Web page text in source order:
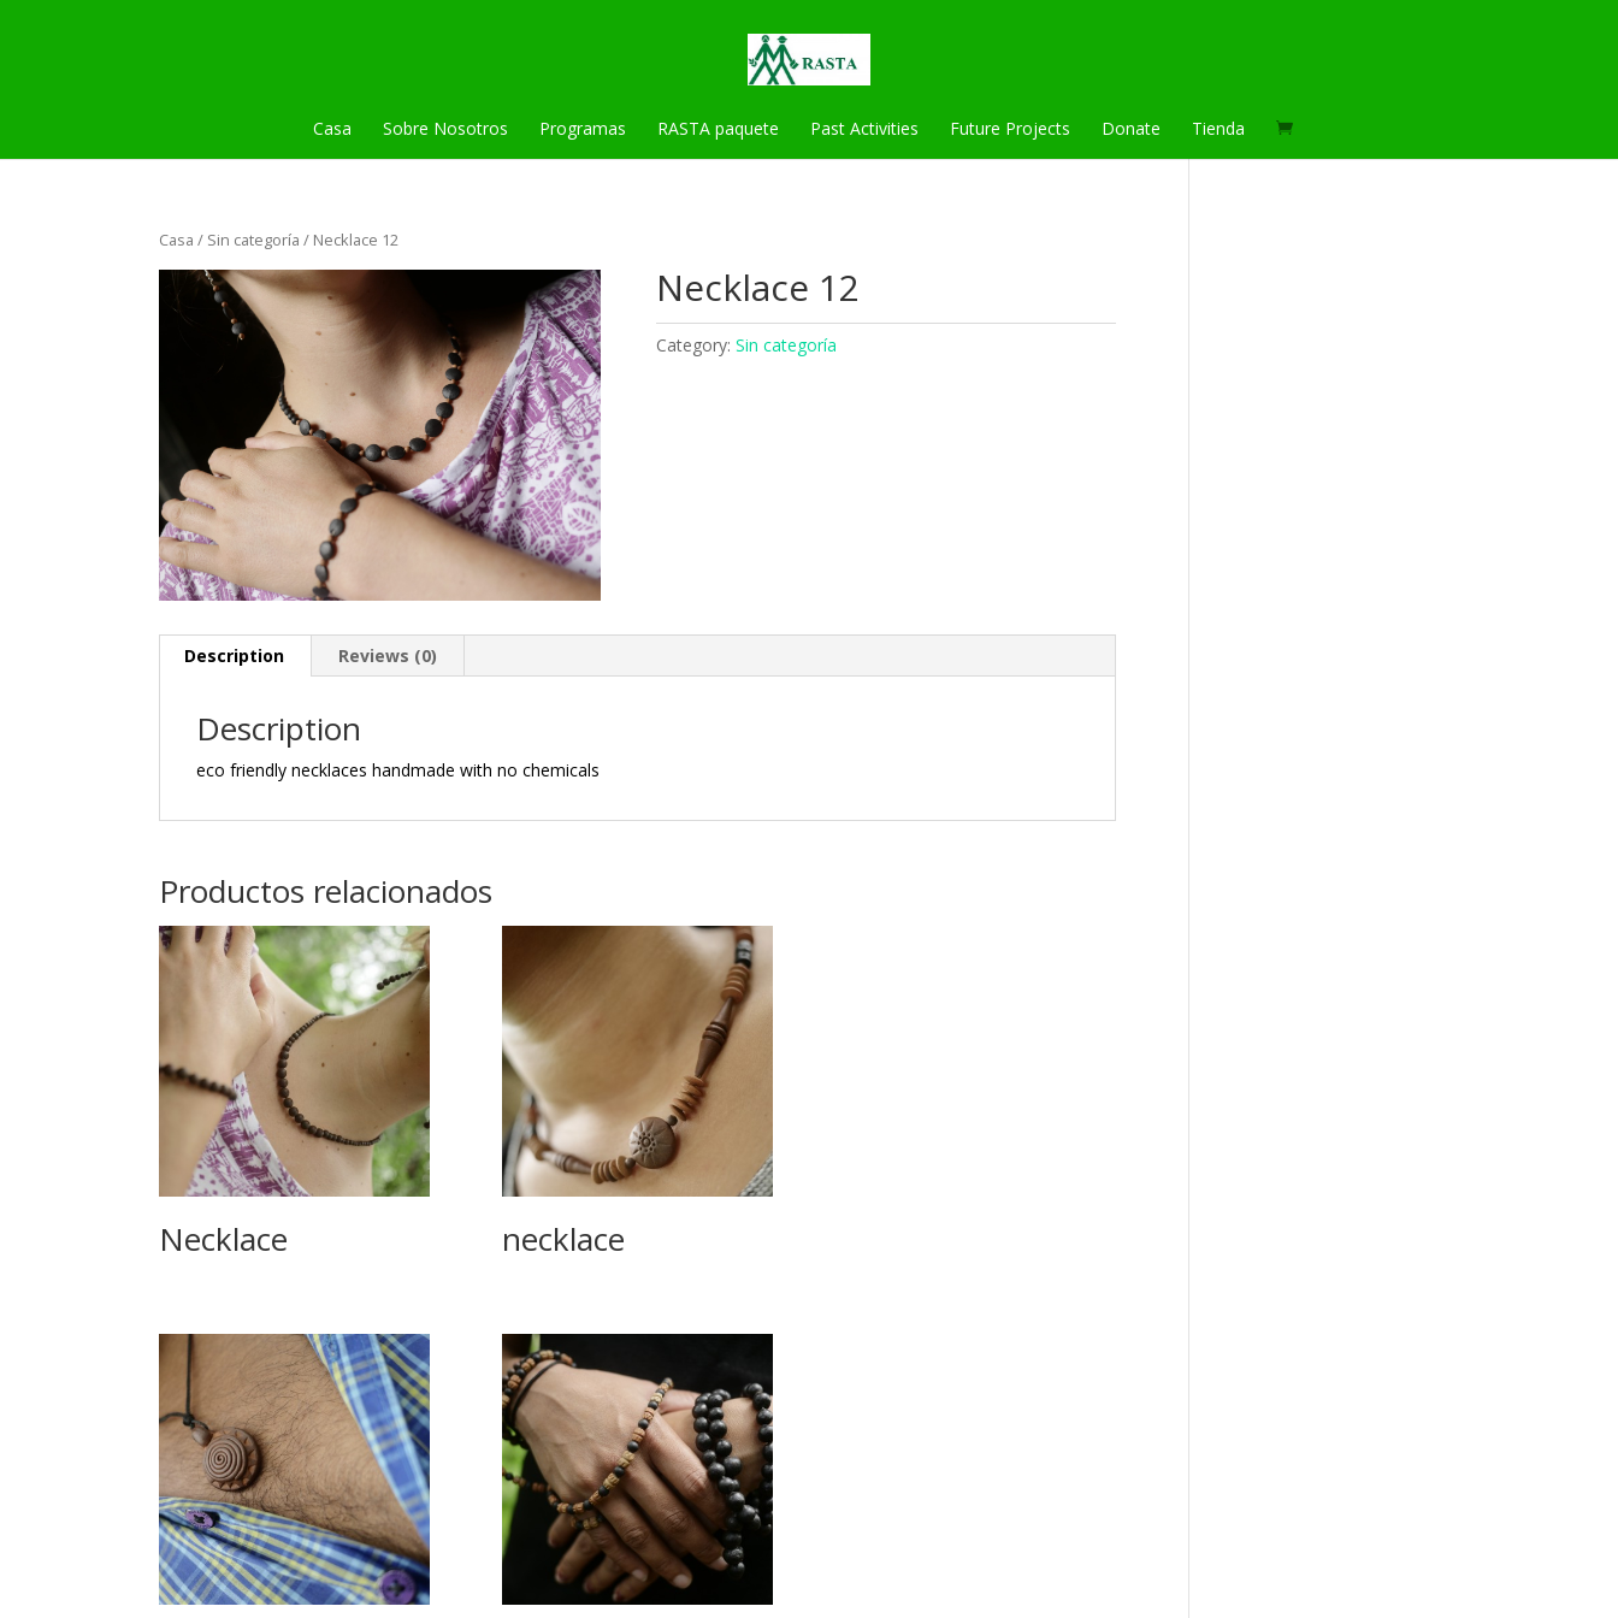
Casa Sobre Nosotros Programas RASTA paquete Past Activities Future Projects Donate Tienda
Casa / Sin categoría / Necklace 12
Necklace 12
Category:Sin categoría
Description Reviews (0)
Description
eco friendly necklaces handmade with no chemicals
Productos relacionados
Necklace necklace